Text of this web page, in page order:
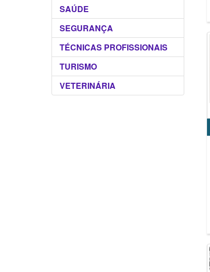
SAÚDE
SEGURANÇA
TÉCNICAS PROFISSIONAIS
TURISMO
VETERINÁRIA